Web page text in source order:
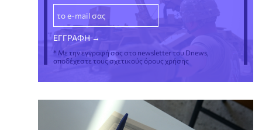
* Με την εγγραφή σας στο newsletter του Dnews,
αποδέχεστε τους σχετικούς όρους χρήσης